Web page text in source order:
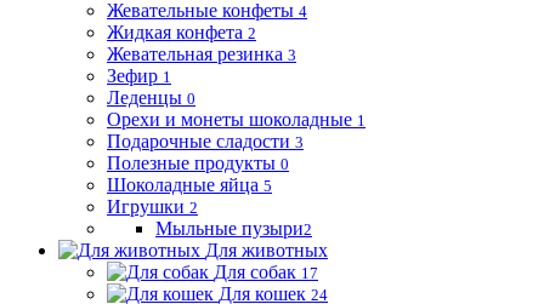
Жевательные конфеты 4
Жидкая конфета 2
Жевательная резинка 3
Зефир 1
Леденцы 0
Орехи и монеты шоколадные 1
Подарочные сладости 3
Полезные продукты 0
Шоколадные яйца 5
Игрушки 2
Мыльные пузыри2
Для животных
Для собак 17
Для кошек 24